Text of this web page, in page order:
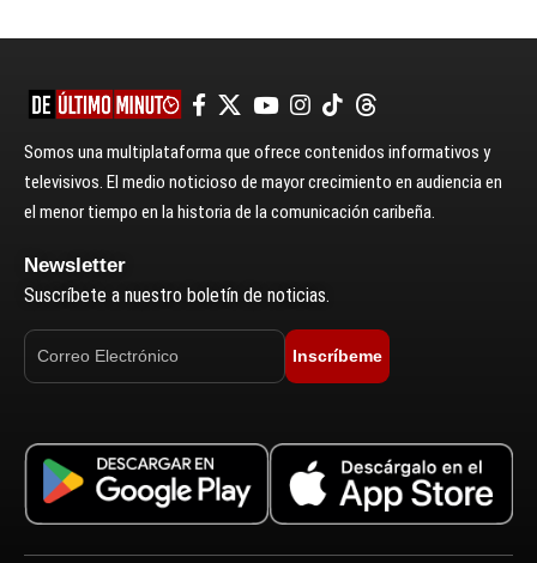
Somos una multiplataforma que ofrece contenidos informativos y
televisivos. El medio noticioso de mayor crecimiento en audiencia en
el menor tiempo en la historia de la comunicación caribeña.
Newsletter
Suscríbete a nuestro boletín de noticias.
Inscríbeme